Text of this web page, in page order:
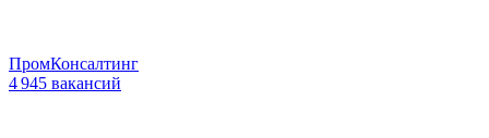
ПромКонсалтинг
4 945 вакансий